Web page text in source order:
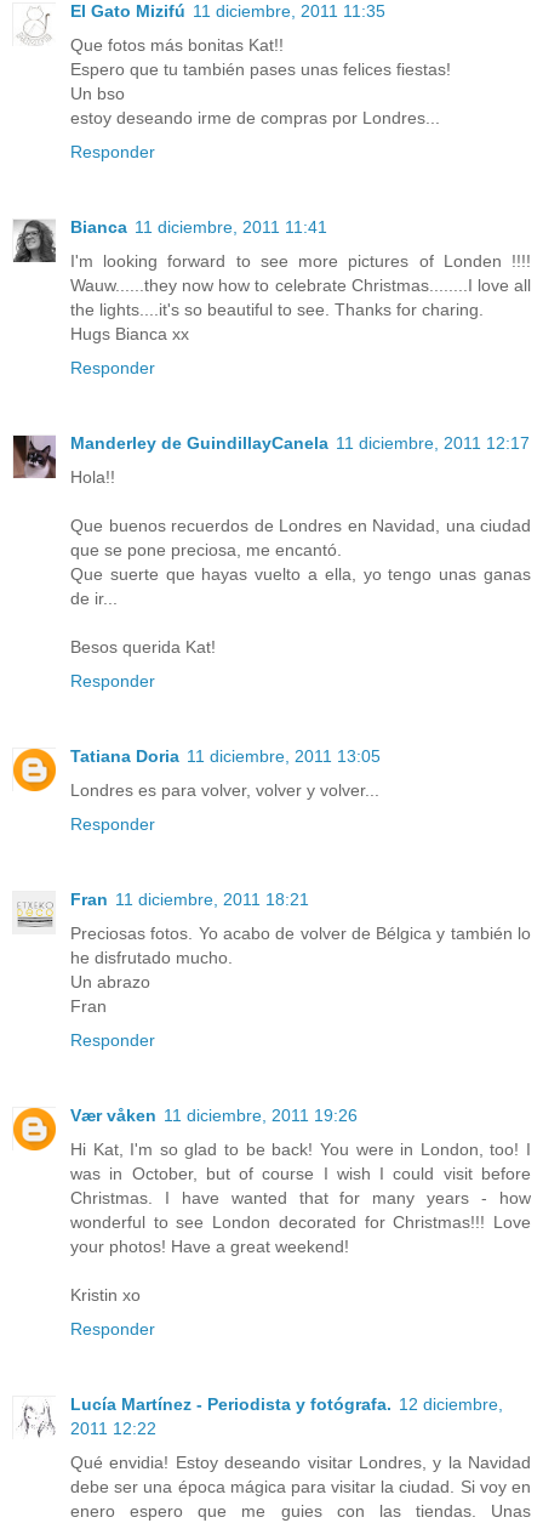
El Gato Mizifú 11 diciembre, 2011 11:35
Que fotos más bonitas Kat!!
Espero que tu también pases unas felices fiestas!
Un bso
estoy deseando irme de compras por Londres...
Responder
Bianca 11 diciembre, 2011 11:41
I'm looking forward to see more pictures of Londen !!!!
Wauw......they now how to celebrate Christmas........I love all
the lights....it's so beautiful to see. Thanks for charing.
Hugs Bianca xx
Responder
Manderley de GuindillayCanela 11 diciembre, 2011 12:17
Hola!!
Que buenos recuerdos de Londres en Navidad, una ciudad
que se pone preciosa, me encantó.
Que suerte que hayas vuelto a ella, yo tengo unas ganas
de ir...
Besos querida Kat!
Responder
Tatiana Doria 11 diciembre, 2011 13:05
Londres es para volver, volver y volver...
Responder
Fran 11 diciembre, 2011 18:21
Preciosas fotos. Yo acabo de volver de Bélgica y también lo
he disfrutado mucho.
Un abrazo
Fran
Responder
Vær våken 11 diciembre, 2011 19:26
Hi Kat, I'm so glad to be back! You were in London, too! I
was in October, but of course I wish I could visit before
Christmas. I have wanted that for many years - how
wonderful to see London decorated for Christmas!!! Love
your photos! Have a great weekend!
Kristin xo
Responder
Lucía Martínez - Periodista y fotógrafa. 12 diciembre,
2011 12:22
Qué envidia! Estoy deseando visitar Londres, y la Navidad
debe ser una época mágica para visitar la ciudad. Si voy en
enero espero que me guies con las tiendas. Unas